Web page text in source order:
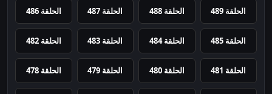
الحلقة 489 الحلقة 488 الحلقة 487 الحلقة 486
الحلقة 485 الحلقة 484 الحلقة 483 الحلقة 482
الحلقة 481 الحلقة 480 الحلقة 479 الحلقة 478